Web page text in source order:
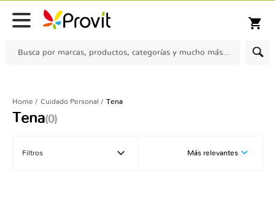
Despacho gratis para compras sobre $100.000 en comunas seleccionadas
shopping_cart
Home Cuidado Personal Tena
Tena(0)
Más relevantes
Filtros keyboard_arrow_down